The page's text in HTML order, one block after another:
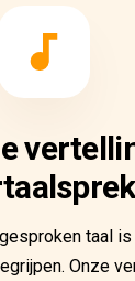
taal
Onze